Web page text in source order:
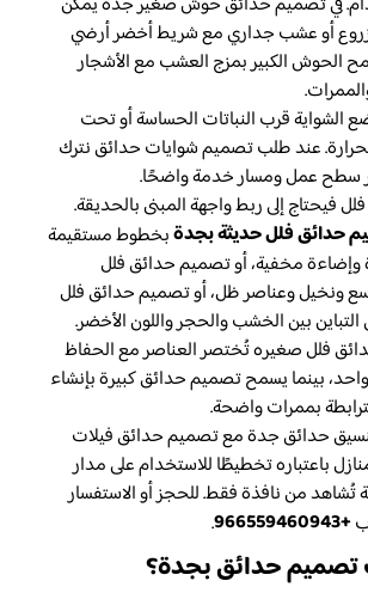
أو عشب جداري مع شريط أخضر أرضي
الحوش الكبير بمزج العشب مع الأشجار
الشواية قرب النباتات الحساسة أو تحت
عند طلب تصميم شوايات حدائق نترك
سطح عمل ومسار خدمة واضحًا.
فيحتاج إلى ربط واجهة المبنى بالحديقة.
حدائق فلل حديثة بجدةبخطوط مستقيمة
مخفية، أو تصميم حدائق فلل
ونخيل وعناصر ظل، أو تصميم حدائق فلل
بين الخشب والحجر واللون الأخضر.
فلل صغيره تُختصر العناصر مع الحفاظ
بينما يسمح تصميم حدائق كبيرة بإنشاء
بممرات واضحة.
حدائق جدة مع تصميم حدائق فيلات
باعتباره تخطيطًا للاستخدام على مدار
تُشاهد من نافذة فقط. للحجز أو الاستفسار
+966559460943
.
تصميم حدائق بجدة؟